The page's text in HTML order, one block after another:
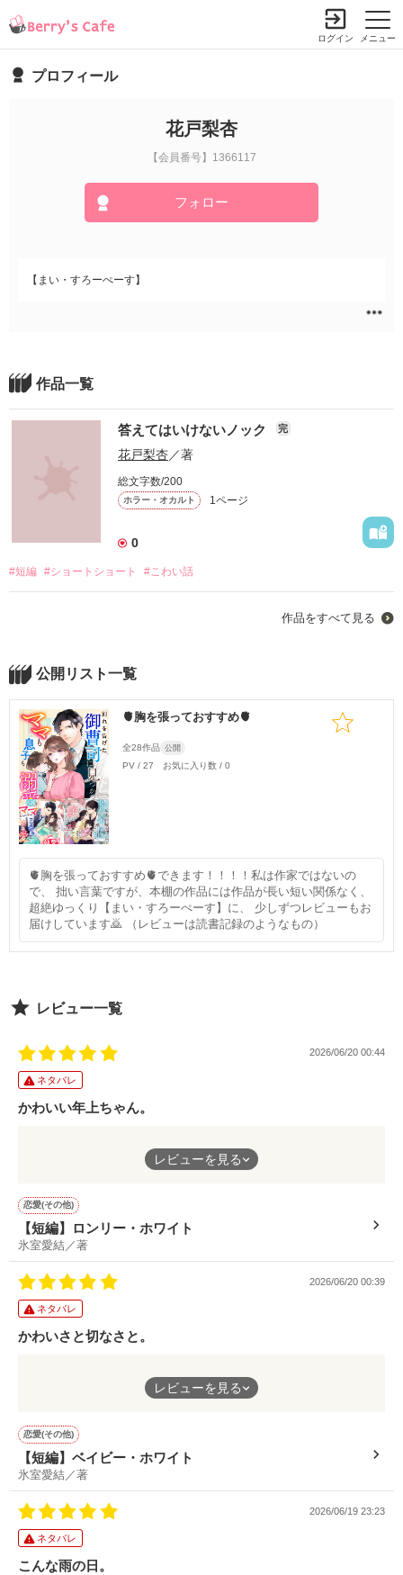
メニュー
ログイン
プロフィール
花戸梨杏
【会員番号】1366117
フォロー
【まい・すろーぺーす】
作品一覧
答えてはいけないノック 完
花戸梨杏／著
総文字数/200
ホラー・オカルト 1ページ
0
#短編 #ショートショート #こわい話
作品をすべて見る
公開リスト一覧
🫀胸を張っておすすめ🫀
全28作品 公開
PV / 27 お気に入り数 / 0
🫀胸を張っておすすめ🫀できます！！！！私は作家ではないの
で、 拙い言葉ですが、本棚の作品には作品が長い短い関係なく、
超絶ゆっくり【まい・すろーぺーす】に、 少しずつレビューもお
届けしています🙇 （レビューは読書記録のようなもの）
レビュー一覧
2026/06/20 00:44
ネタバレ
かわいい年上ちゃん。
だめだって分かってるけど泣くくらい好きな年上女子！めちゃく
ちゃ可愛かったです！ レビューを見る
恋愛(その他)
【短編】ロンリー・ホワイト
氷室愛結／著
2026/06/20 00:39
ネタバレ
かわいさと切なさと。
年下男子ならではの可愛さと、振り向いて貰えない切なさ。
両方伝わってきてとても良かったです！
レビューを見る
恋愛(その他)
【短編】ベイビー・ホワイト
氷室愛結／著
2026/06/19 23:23
ネタバレ
こんな雨の日。